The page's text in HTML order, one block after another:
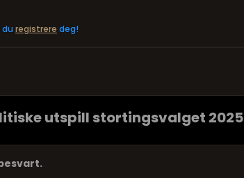
registrere deg!
utspill stortingsvalget 2025